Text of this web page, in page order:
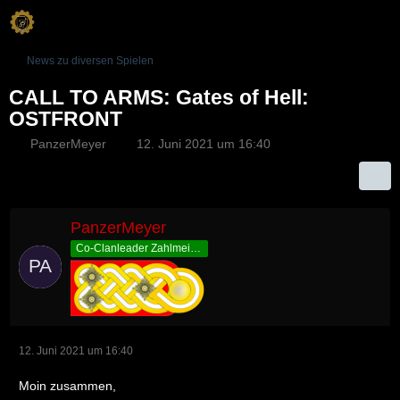
News zu diversen Spielen
CALL TO ARMS: Gates of Hell:
OSTFRONT
PanzerMeyer 12. Juni 2021 um 16:40
PanzerMeyer
12. Juni 2021 um 16:40
Moin zusammen,